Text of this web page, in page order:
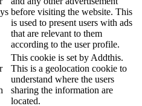
before visiting the website. This
is used to present users with ads
that are relevant to them
according to the user profile.
This cookie is set by Addthis.
This is a geolocation cookie to
understand where the users
sharing the information are
located.